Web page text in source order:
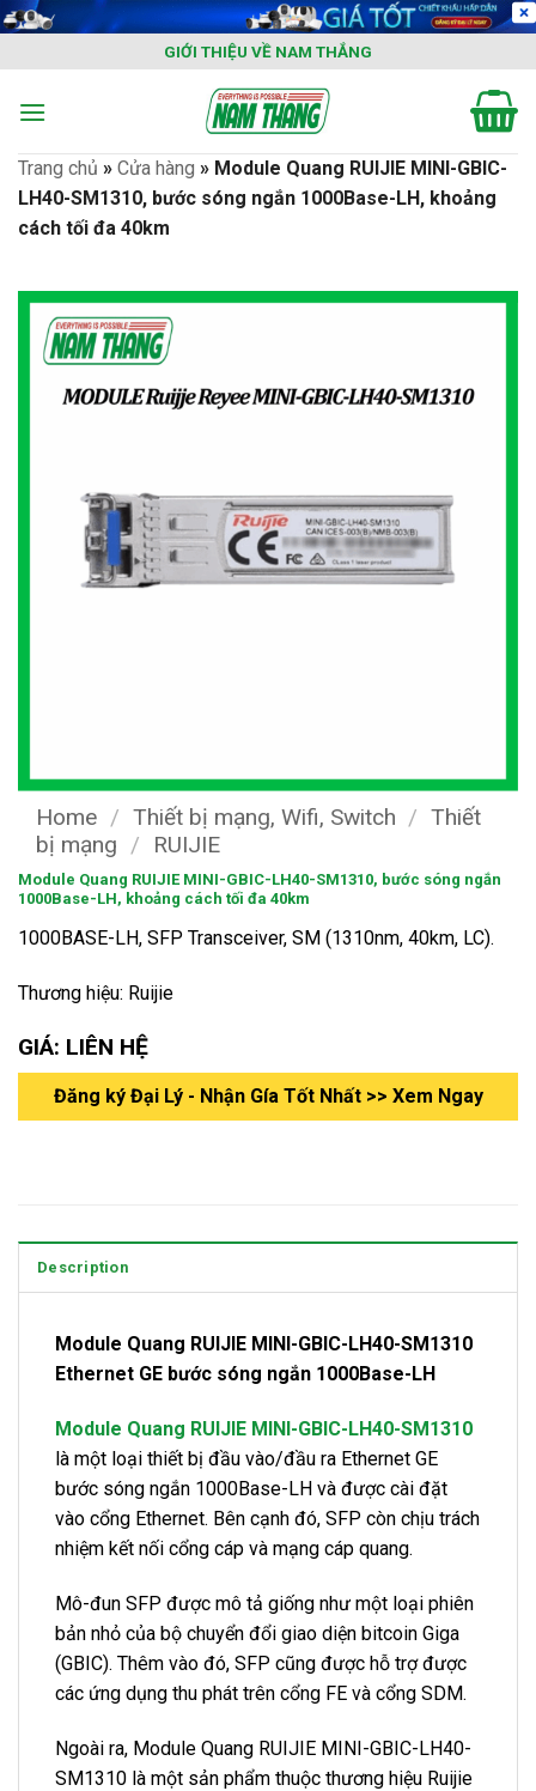
Skip
content
GIỚI THIỆU VỀ NAM THẮNG
Trang chủ » Cửa hàng » Module Quang RUIJIE MINI-GBIC-
LH40-SM1310, bước sóng ngắn 1000Base-LH, khoảng
cách tối đa 40km
Home / Thiết bị mạng, Wifi, Switch / Thiết
bị mạng / RUIJIE
Module Quang RUIJIE MINI-GBIC-LH40-SM1310, bước sóng ngắn
1000Base-LH, khoảng cách tối đa 40km
1000BASE-LH, SFP Transceiver, SM (1310nm, 40km, LC).
Thương hiệu: Ruijie
GIÁ: LIÊN HỆ
Đăng ký Đại Lý - Nhận Gía Tốt Nhất >> Xem Ngay
Description
Module Quang RUIJIE MINI-GBIC-LH40-SM1310
Ethernet GE bước sóng ngắn 1000Base-LH
Module Quang RUIJIE MINI-GBIC-LH40-SM1310
là một loại thiết bị đầu vào/đầu ra Ethernet GE
bước sóng ngắn 1000Base-LH và được cài đặt
vào cổng Ethernet. Bên cạnh đó, SFP còn chịu trách
nhiệm kết nối cổng cáp và mạng cáp quang.
Mô-đun SFP được mô tả giống như một loại phiên
bản nhỏ của bộ chuyển đổi giao diện bitcoin Giga
(GBIC). Thêm vào đó, SFP cũng được hỗ trợ được
các ứng dụng thu phát trên cổng FE và cổng SDM.
Ngoài ra, Module Quang RUIJIE MINI-GBIC-LH40-
SM1310 là một sản phẩm thuộc thương hiệu Ruijie